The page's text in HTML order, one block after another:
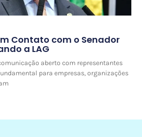
Contato com o Senador
a LAG
aberto com representantes
para empresas, organizações